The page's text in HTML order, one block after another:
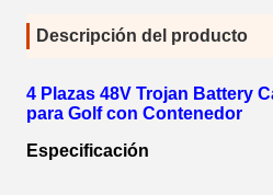
Descripción del producto
4 Plazas 48V Trojan Battery
para Golf con Contenedor
Especificación